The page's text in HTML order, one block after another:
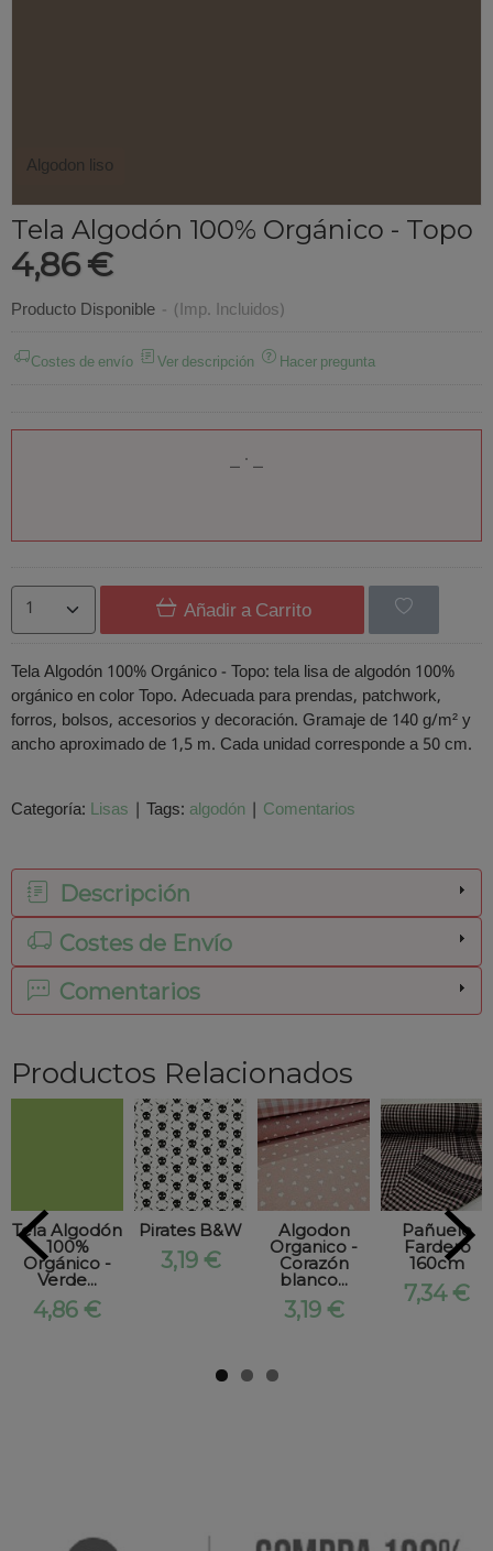
Algodon liso
Tela Algodón 100% Orgánico - Topo
4,86 €
Producto Disponible - (Imp. Incluidos)
Costes de envío Ver descripción Hacer pregunta
Añadir a Carrito
Tela Algodón 100% Orgánico - Topo: tela lisa de algodón 100%
orgánico en color Topo. Adecuada para prendas, patchwork,
forros, bolsos, accesorios y decoración. Gramaje de 140 g/m² y
ancho aproximado de 1,5 m. Cada unidad corresponde a 50 cm.
Categoría: Lisas | Tags: algodón | Comentarios
Descripción
Costes de Envío
Comentarios
Productos Relacionados
Tela Algodón
100%
Orgánico -
Verde...
4,86 €
Pirates B&W
3,19 €
Algodon
Organico -
Corazón
blanco...
3,19 €
Pañuelo
Fardero
160cm
7,34 €